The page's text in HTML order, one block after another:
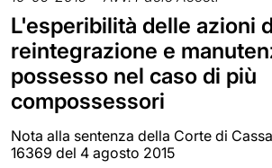
L'esperibilità delle azioni
reintegrazione e
possesso nel caso di più
compossessori
Nota alla sentenza della Corte di
16369 del 4 agosto 2015